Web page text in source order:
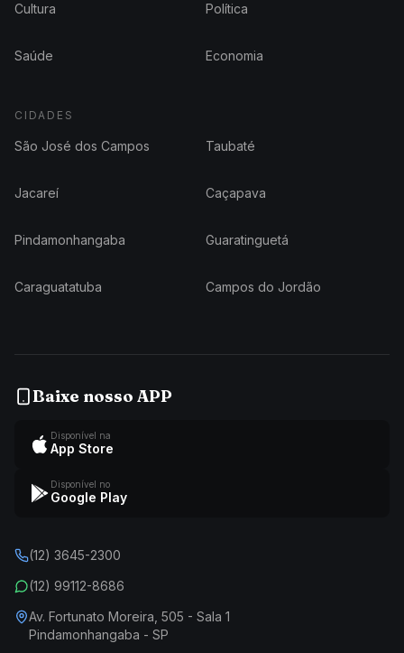
Cultura Política
Saúde Economia
CIDADES
São José dos Campos Taubaté
Jacareí Caçapava
Pindamonhangaba Guaratinguetá
Caraguatatuba Campos do Jordão
Baixe nosso APP
Disponível na
App Store
Disponível no
Google Play
(12) 3645-2300
(12) 99112-8686
Av. Fortunato Moreira, 505 - Sala 1
Pindamonhangaba - SP